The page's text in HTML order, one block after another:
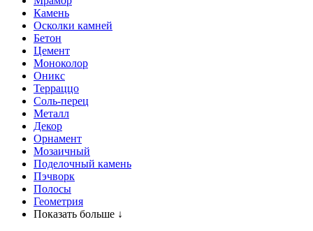
Камень
Осколки камней
Бетон
Цемент
Моноколор
Оникс
Терраццо
Соль-перец
Металл
Декор
Орнамент
Мозаичный
Поделочный камень
Пэчворк
Полосы
Геометрия
Показать больше ↓